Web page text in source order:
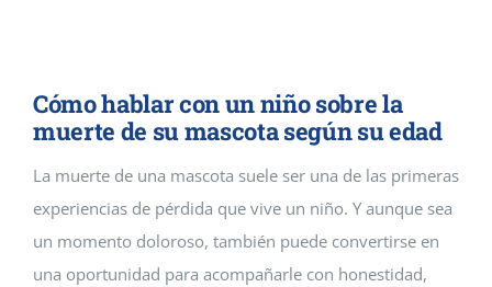
Cómo hablar con un niño sobre la
muerte de su mascota según su edad
La muerte de una mascota suele ser una de las primeras
experiencias de pérdida que vive un niño. Y aunque sea
un momento doloroso, también puede convertirse en
una oportunidad para acompañarle con honestidad,